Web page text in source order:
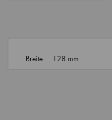
Breite 128 mm